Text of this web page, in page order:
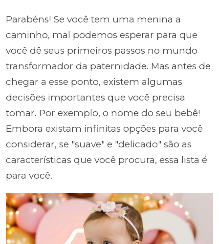
Parabéns! Se você tem uma menina a
caminho, mal podemos esperar para que
você dê seus primeiros passos no mundo
transformador da paternidade. Mas antes de
chegar a esse ponto, existem algumas
decisões importantes que você precisa
tomar. Por exemplo, o nome do seu bebê!
Embora existam infinitas opções para você
considerar, se "suave" e "delicado" são as
características que você procura, essa lista é
para você.